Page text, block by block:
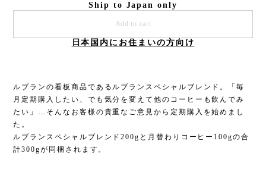
Ship to Japan only
Add to cart
日本国内にお住まいの方向け
ルブランの看板商品であるルブランスペシャルブレンド。「毎
月定期購入したい、でも気分を変えて他のコーヒーも飲んでみ
たい」…そんなお客様の貴重なご意見から定期購入を始めまし
た。
ルブランスペシャルブレンド200gと月替わりコーヒー100gの合
計300gが同梱されます。